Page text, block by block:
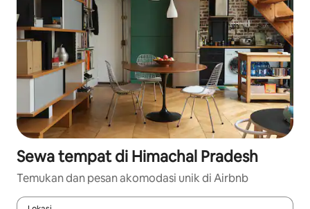
Sewa tempat di Himachal Pradesh
Temukan dan pesan akomodasi unik di Airbnb